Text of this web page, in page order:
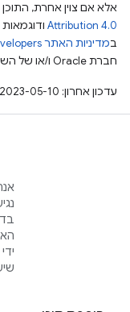
אלא אם צוין אחרת,
Attribution 4.0 ודוגמאות
במדיניות האתר Google Developers‏
חברת Oracle ו/או של השותפים העצמאיים שלה.
עדכון אחרון: 2023-05-10 (שעון UTC).